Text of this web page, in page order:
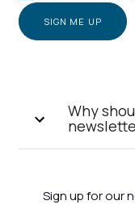
Why
Sign up for our